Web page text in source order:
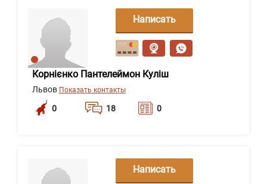
Корнієнко Пантелеймон Куліш
Львов Показать контакты
0 18 0
Написать
сообщение
Написать